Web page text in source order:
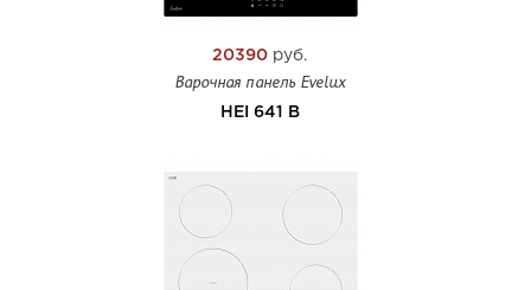
20390 руб.
Варочная панель Evelux
HEI 641 B